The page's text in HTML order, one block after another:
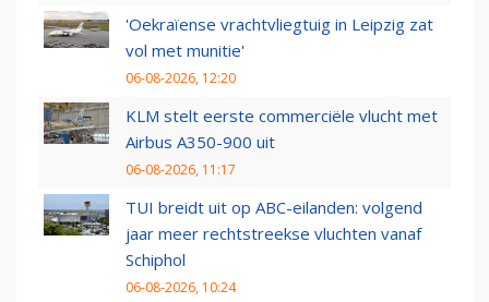
'Oekraïense vrachtvliegtuig in Leipzig zat
vol met munitie'
06-08-2026, 12:20
KLM stelt eerste commerciële vlucht met
Airbus A350-900 uit
06-08-2026, 11:17
TUI breidt uit op ABC-eilanden: volgend
jaar meer rechtstreekse vluchten vanaf
Schiphol
06-08-2026, 10:24